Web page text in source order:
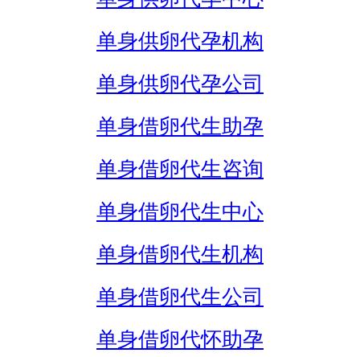
单身供卵代孕机构
单身供卵代孕公司
单身借卵代生助孕
单身借卵代生咨询
单身借卵代生中心
单身借卵代生机构
单身借卵代生公司
单身借卵代怀助孕